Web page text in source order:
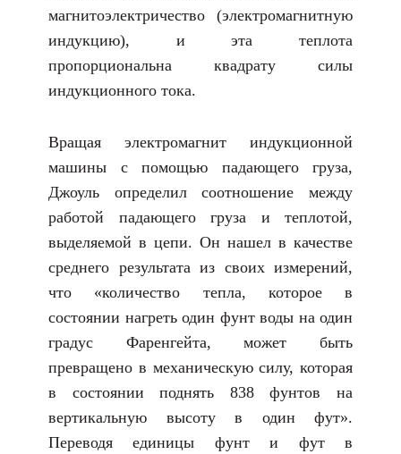
магнитоэлектричество (электромагнитную
индукцию), и эта теплота
пропорциональна квадрату силы
индукционного тока.
Вращая электромагнит индукционной
машины с помощью падающего груза,
Джоуль определил соотношение между
работой падающего груза и теплотой,
выделяемой в цепи. Он нашел в качестве
среднего результата из своих измерений,
что «количество тепла, которое в
состоянии нагреть один фунт воды на один
градус Фаренгейта, может быть
превращено в механическую силу, которая
в состоянии поднять 838 фунтов на
вертикальную высоту в один фут».
Переводя единицы фунт и фут в